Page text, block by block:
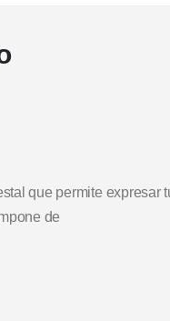
que permite expresar
de